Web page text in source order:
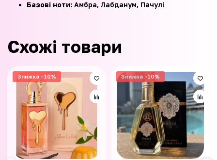
Базові ноти: Амбра, Лабданум, Пачулі
Схожі товари
Знижка -10% Знижка -10%